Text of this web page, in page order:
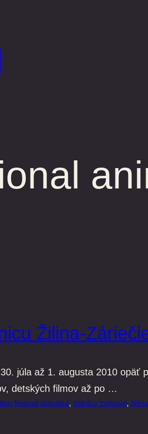
Žilina-
júla až 1. augusta 2010 opäť
detských filmov až po …
festival slovakia, stanica zariecie,